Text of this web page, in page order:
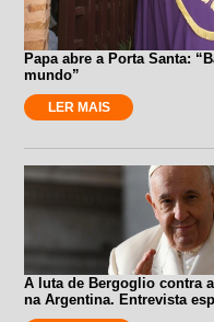
Papa abre a Porta Santa:
mundo”
LER MAIS
A luta de Bergoglio contra
na Argentina. Entrevista